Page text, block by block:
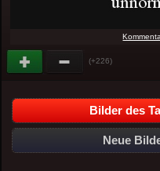
(+226)
Bilder des
Neue